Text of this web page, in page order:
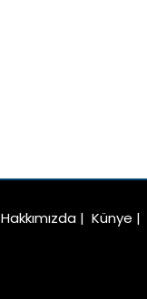
Hakkımızda | Künye |